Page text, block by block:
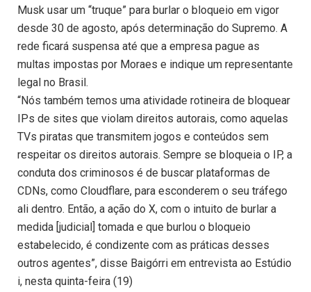
Musk usar um “truque” para burlar o bloqueio em vigor
desde 30 de agosto, após determinação do Supremo. A
rede ficará suspensa até que a empresa pague as
multas impostas por Moraes e indique um representante
legal no Brasil.
“Nós também temos uma atividade rotineira de bloquear
IPs de sites que violam direitos autorais, como aquelas
TVs piratas que transmitem jogos e conteúdos sem
respeitar os direitos autorais. Sempre se bloqueia o IP, a
conduta dos criminosos é de buscar plataformas de
CDNs, como Cloudflare, para esconderem o seu tráfego
ali dentro. Então, a ação do X, com o intuito de burlar a
medida [judicial] tomada e que burlou o bloqueio
estabelecido, é condizente com as práticas desses
outros agentes”, disse Baigórri em entrevista ao Estúdio
i, nesta quinta-feira (19)